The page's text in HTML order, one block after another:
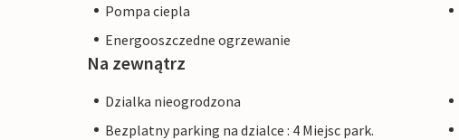
Pompa ciepla
Energooszczedne ogrzewanie
Na zewnątrz
Dzialka nieogrodzona
Bezplatny parking na dzialce : 4 Miejsc park.